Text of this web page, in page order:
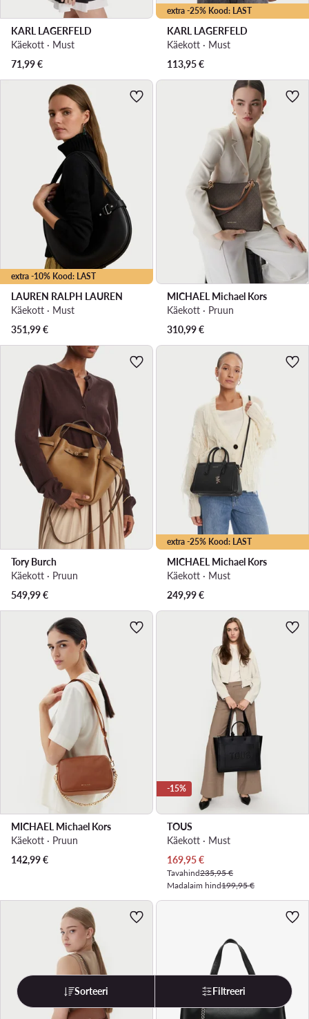
KARL LAGERFELD
Käekott · Must
71,99€
extra -25% Kood: LAST
KARL LAGERFELD
Käekott · Must
113,95€
extra -10% Kood: LAST
LAUREN RALPH LAUREN
Käekott · Must
351,99€
MICHAEL Michael Kors
Käekott · Pruun
310,99€
Tory Burch
Käekott · Pruun
549,99€
extra -25% Kood: LAST
MICHAEL Michael Kors
Käekott · Must
249,99€
MICHAEL Michael Kors
Käekott · Pruun
142,99€
-15%
TOUS
Käekott · Must
Praegune hind
169,95€
Tavahind235,95 €
Madalaim hind199,95 €
Sorteeri Filtreeri